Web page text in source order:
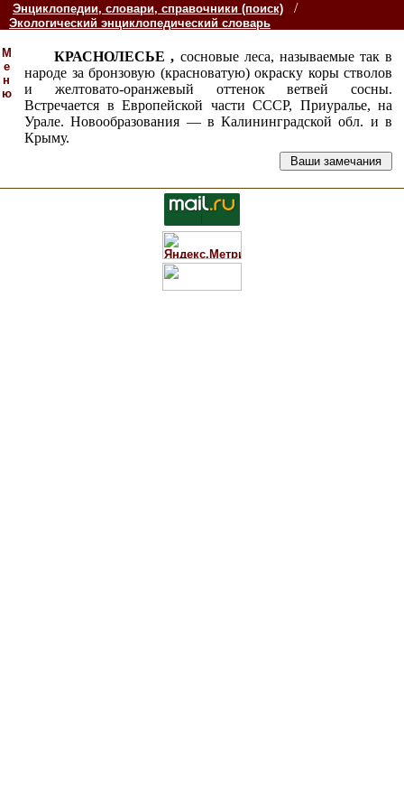
Энциклопедии, словари, справочники (поиск) /
Экологический энциклопедический словарь
М
е
н
ю
КРАСНОЛЕСЬЕ , сосновые леса, называемые так в
народе за бронзовую (красноватую) окраску коры стволов
и желтовато-оранжевый оттенок ветвей сосны.
Встречается в Европейской части СССР, Приуралье, на
Урале. Новообразования — в Калининградской обл. и в
Крыму.